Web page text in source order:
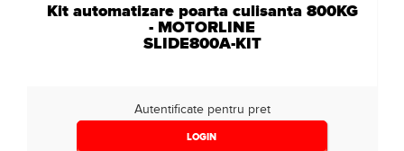
Kit automatizare poarta culisanta 800KG
- MOTORLINE
SLIDE800A-KIT
Autentificate pentru pret
LOGIN